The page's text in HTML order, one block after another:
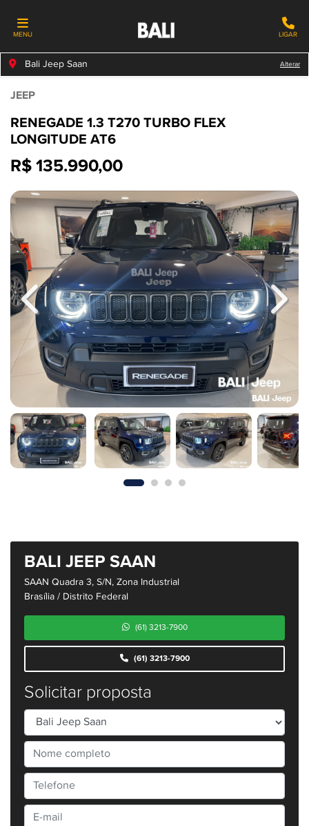
MENU LIGAR
Bali Jeep Saan Alterar
JEEP
RENEGADE 1.3 T270 TURBO FLEX
LONGITUDE AT6
R$ 135.990,00
Previous Next
BALI JEEP SAAN
SAAN Quadra 3, S/n, Zona Industrial
Brasília / Distrito Federal
(61) 3213-7900
(61) 3213-7900
Solicitar proposta